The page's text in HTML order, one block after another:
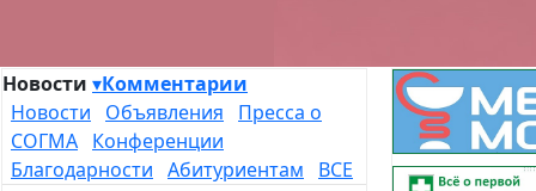
Новости ▾Комментарии
Новости
Объявления
Пресса о
СОГМА Конференции
Благодарности Абитуриентам
ВСЕ